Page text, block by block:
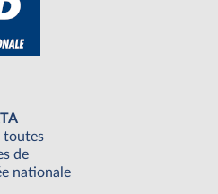
toutes
de
nationale